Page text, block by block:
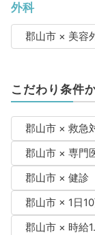
外科
郡山市 × 美容
こだわり条件
郡山市 × 救急
郡山市 × 専門
郡山市 × 健診
郡山市 × 1日
郡山市 × 時給